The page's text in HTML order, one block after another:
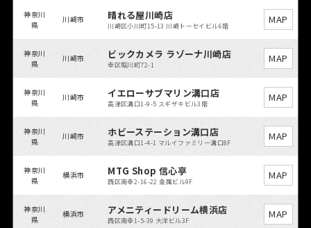
神奈川
県
川崎市 晴れる屋川崎店
川崎区小川町15-13 川崎トーセイビル6階
MAP
神奈川
県
川崎市 ビックカメラ ラゾーナ川崎店
幸区堀川町72-1
MAP
神奈川
県
川崎市 イエローサブマリン溝口店
高津区溝口1-9-5 スギザキビル3階
MAP
神奈川
県
川崎市 ホビーステーション溝口店
高津区溝口1-4-1 マルイファミリー溝口8F
MAP
神奈川
県
横浜市 MTG Shop 信心亭
西区南幸2-16-22 金属ビル9F
MAP
神奈川
県
横浜市 アメニティードリーム横浜店
西区南幸1-5-39 大洋ビル3F
MAP